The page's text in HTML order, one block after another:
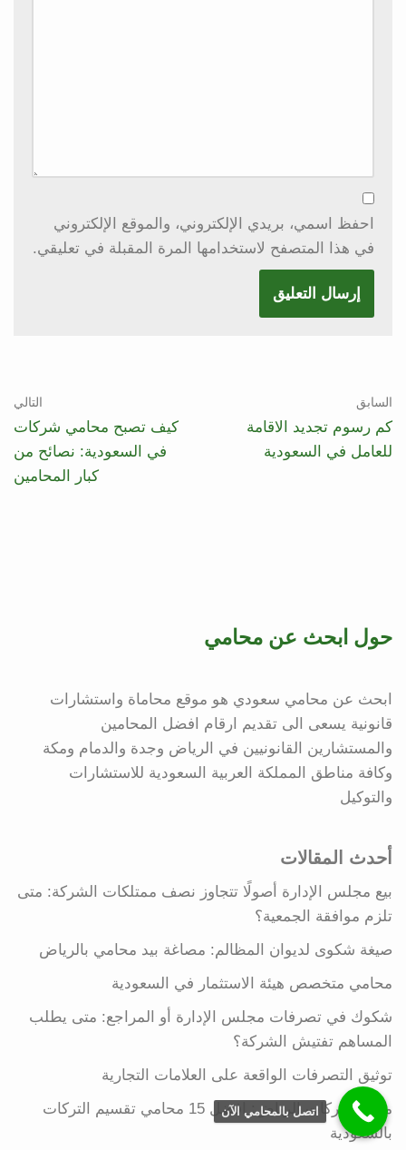
احفظ اسمي، بريدي الإلكتروني، والموقع الإلكتروني
في هذا المتصفح لاستخدامها المرة المقبلة في تعليقي.
السابق
كم رسوم تجديد الاقامة
للعامل في السعودية
التالي
كيف تصبح محامي شركات
في السعودية: نصائح من
كبار المحامين
حول ابحث عن محامي
ابحث عن محامي سعودي هو موقع محاماة واستشارات
قانونية يسعى الى تقديم ارقام افضل المحامين
والمستشارين القانونيين في الرياض وجدة والدمام ومكة
وكافة مناطق المملكة العربية السعودية للاستشارات
والتوكيل
أحدث المقالات
بيع مجلس الإدارة أصولًا تتجاوز نصف ممتلكات الشركة: متى
تلزم موافقة الجمعية؟
صيغة شكوى لديوان المظالم: مصاغة بيد محامي بالرياض
محامي متخصص هيئة الاستثمار في السعودية
شكوك في تصرفات مجلس الإدارة أو المراجع: متى يطلب
المساهم تفتيش الشركة؟
توثيق التصرفات الواقعة على العلامات التجارية
محامي تركات الرياض: افضل 15 محامي تقسيم التركات
بالسعودية
اتصل بالمحامي الآن